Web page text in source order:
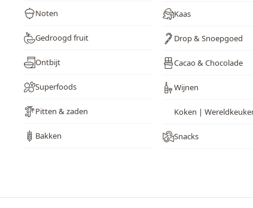
Noten
Gedroogd fruit
Ontbijt
Superfoods
Pitten & zaden
Bakken
Kaas
Drop & Snoepgoed
Cacao & Chocolade
Wijnen
Koken |
Snacks